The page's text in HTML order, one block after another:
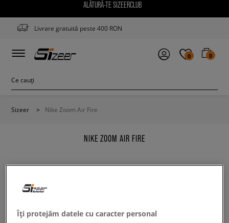
ALĂTURĂ-TE SIZEERCLUB
Livrare gratuită peste 400 RON
0 0
Sizeer > Nike Zoom Air Fire
NIKE ZOOM AIR FIRE
puține filtre.
Îți protejăm datele cu caracter personal